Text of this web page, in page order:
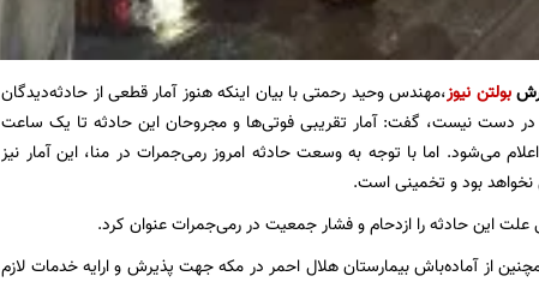
بولتن نیوز،مهندس وحید رحمتی با بیان اینکه هنوز آمار قطعی از حادثه‌دیدگان
در دست نیست، گفت: آمار تقریبی فوتی‌ها و مجروحان این حادثه تا یک ساعت
می‌شود. اما با توجه به وسعت حادثه امروز رمی‌جمرات در منا، این آمار نیز
بود و تخمینی است.
علت این حادثه را ازدحام و فشار جمعیت در رمی‌جمرات عنوان کرد.
از آماده‌باش بیمارستان‌ هلال احمر در مکه جهت پذیرش و ارایه خدمات لازم